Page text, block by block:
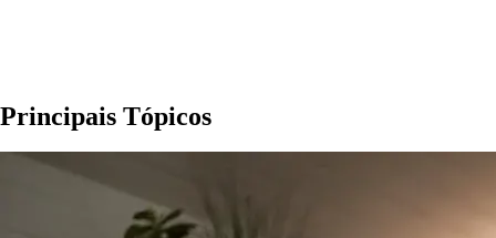
Principais Tópicos